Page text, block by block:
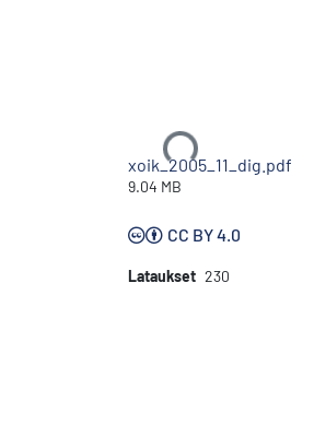
Ladataan...
xoik_2005_11_dig.pdf
9.04 MB
CC BY 4.0
Lataukset 230